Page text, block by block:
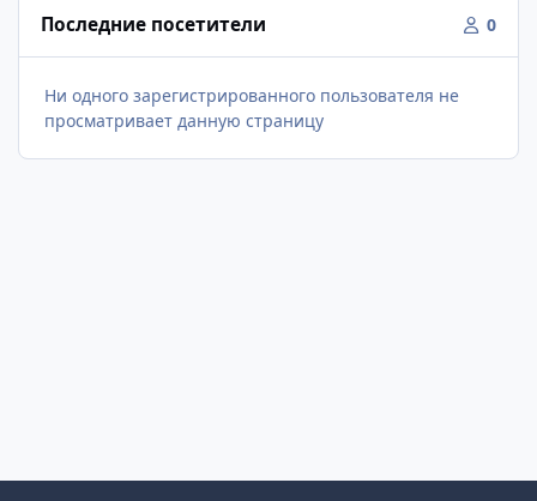
Последние посетители 0
Ни одного зарегистрированного пользователя не
просматривает данную страницу